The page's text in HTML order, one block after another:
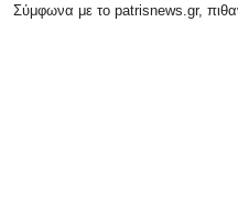
Σύμφωνα με το patrisnews.gr,